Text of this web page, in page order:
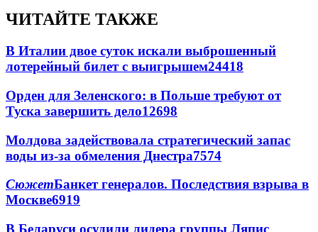
ЧИТАЙТЕ ТАКЖЕ
В Италии двое суток искали выброшенный
лотерейный билет с выигрышем24418
Орден для Зеленского: в Польше требуют от
Туска завершить дело12698
Молдова задействовала стратегический запас
воды из-за обмеления Днестра7574
СюжетБанкет генералов. Последствия взрыва в
Москве6919
В Беларуси осудили лидера группы Ляпис